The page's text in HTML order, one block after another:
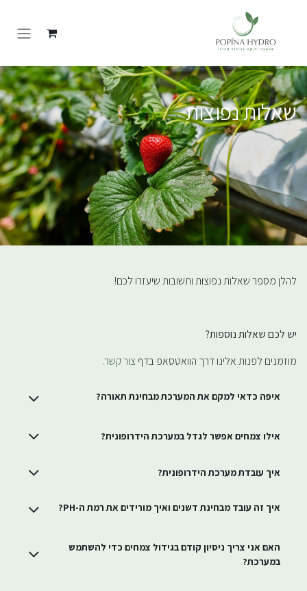
שאלות נפוצות
להלן מספר שאלות נפוצות ותשובות שיעזרו לכם!
יש לכם שאלות נוספות?
מוזמנים לפנות אלינו דרך הוואטסאפ בדף צור קשר.
איפה כדאי למקם את המערכת מבחינת תאורה?
אילו צמחים אפשר לגדל במערכת הידרופונית?
איך עובדת מערכת הידרופונית?
איך זה עובד מבחינת דשנים ואיך מורידים את רמת ה-PH?
האם אני צריך ניסיון קודם בגידול צמחים כדי להשתמש
במערכת?